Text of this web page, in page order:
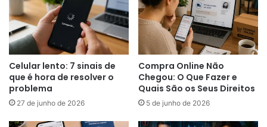
Celular lento: 7 sinais de
que é hora de resolver o
problema
27 de junho de 2026
Compra Online Não
Chegou: O Que Fazer e
Quais São os Seus Direitos
5 de junho de 2026